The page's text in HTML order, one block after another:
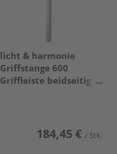
licht & harmonie
Griffstange 600
Griffleiste beidseitig
184,45 € / Stk.